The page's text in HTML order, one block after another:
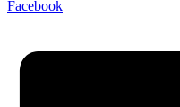
Facebook